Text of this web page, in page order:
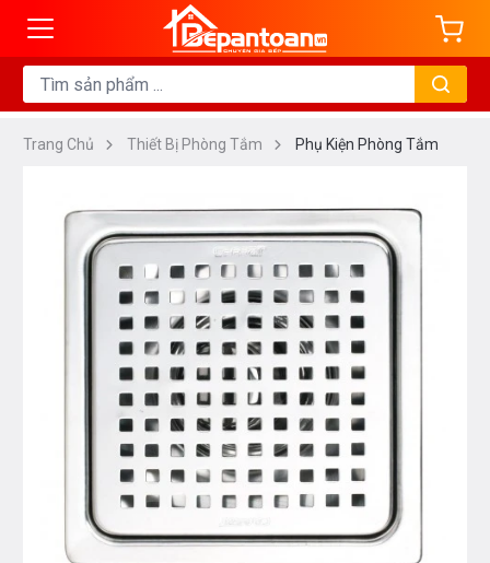
Trang Chủ Thiết Bị Phòng Tắm Phụ Kiện Phòng Tắm